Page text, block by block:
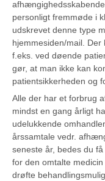
personligt fremmøde i
udskrevet denne type
hjemmesiden/mail.
f.eks. ved døende
gør, at man ikke kan
patientsikkerheden og
Alle der har et forbrug
mindst en gang årligt
udelukkende
årssamtale vedr.
seneste år, bedes du
for den omtalte
drøfte